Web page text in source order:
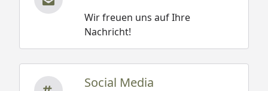
Wir freuen uns auf Ihre
Nachricht!
Social Media